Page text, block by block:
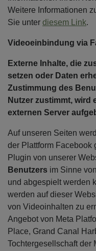
Weitere Informationen
Sie unter diesem Link.
Videoeinbindung via
Externe Inhalte, die
setzen oder Daten
Zustimmung des
Nutzer zustimmt, wird
externen Server
Auf unseren Seiten
der Plattform Facebook
Plugin von unserer
Benutzers im Sinne
und abgespielt werden
werden auf dieser
von Videoinhalten zu
Angebot von Meta
Place, Grand Canal
Tochtergesellschaft der